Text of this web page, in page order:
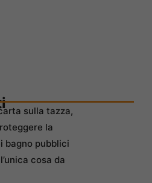
sulla tazza,
la
bagno pubblici
cosa da